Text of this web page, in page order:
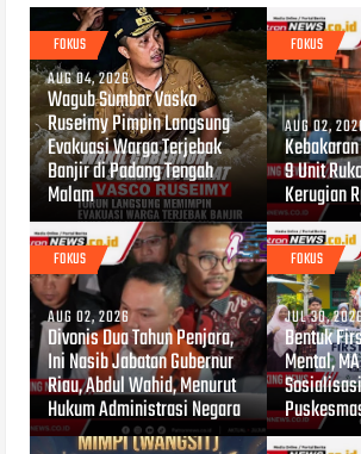
FOKUS
AUG 04, 2026
Wagub Sumbar Vasko
Ruseimy Pimpin Langsung
Evakuasi Warga Terjebak
Banjir di Padang Tengah
Malam
FOKUS
AUG 02,
9 Unit
Kerugian
FOKUS
AUG 02, 2026
Divonis Dua Tahun Penjara,
Ini Nasib Jabatan Gubernur
Riau, Abdul Wahid, Menurut
Hukum Administrasi Negara
FOKUS
JUL 30,
Bentuk
Mental,